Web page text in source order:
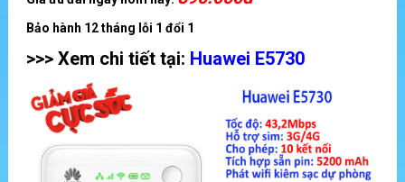
Bảo hành 12 tháng lỗi 1 đổi 1
>>> Xem chi tiết tại: Huawei E5730